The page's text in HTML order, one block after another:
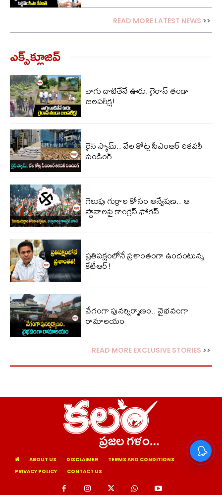
READ MORE LATEST NEWS >>
ఎక్స్‌క్లూజివ్‌
వాగు దాటితేనే ఊరు: గైరాన్ తండా
జలపరీక్ష!
రైస్ స్కామ్.. వేల కోట్ల‌ సీఎంఆర్ రికవరీ
పెండింగ్
గెలుపు గుర్రాల కోసం అన్వేషణ.. ఆ
స్థానాలపై కాంగ్రెస్ ఫోకస్
ప్ర‌తిప‌క్షంలోనే ప్ర‌శాంతంగా ఉందంటున్న
కేటీఆర్!
వేగంగా పునర్నిర్మాణం.. వైభవంగా
రామాలయం
READ MORE EXCLUSIVE STORIES >>
ABOUT US DISCLAIMER
TERMS AND CONDITIONS
PRIVACY POLICY
CONTACT US